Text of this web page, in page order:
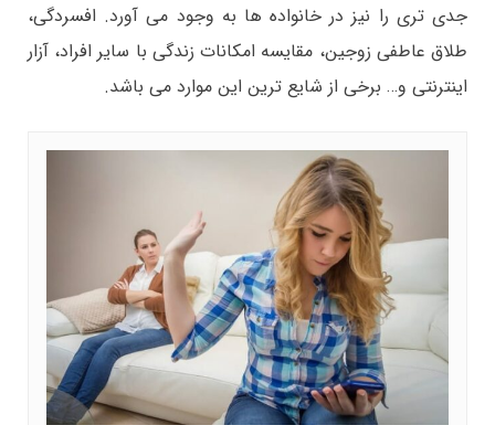
جدی تری را نیز در خانواده ها به وجود می آورد. افسردگی،
طلاق عاطفی زوجین، مقایسه امکانات زندگی با سایر افراد، آزار
اینترنتی و… برخی از شایع ترین این موارد می باشد.